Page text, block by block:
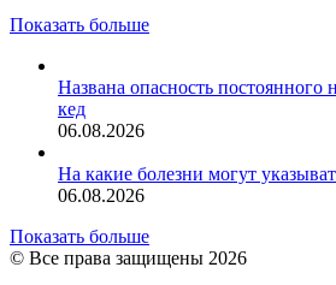
Показать больше
Названа опасность постоянного
кед
06.08.2026
На какие болезни могут
06.08.2026
Показать больше
© Все права защищены 2026